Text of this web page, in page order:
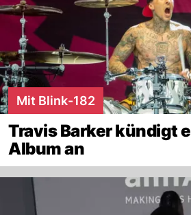
Mit Blink-182
Travis Barker kündigt
Album an